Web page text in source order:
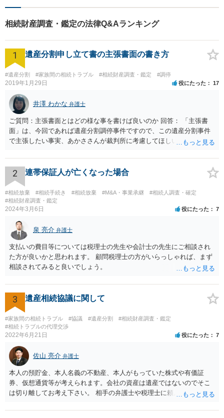
相続財産調査・鑑定の法律Q&Aランキング
1 遺産分割申し立て書の主張書面の書き方
#遺産分割 #家族間の相続トラブル #相続財産調査・鑑定 #調停
2019年1月29日 役にたった 17
井澤 わかな 弁護士
ご質問：主張書面とはどの様な事を書けば良いのか 回答： 「主張書
面」は、今回であれば遺産分割調停事件ですので、この遺産分割事件
で主張したい事実、あかささんが裁判所に考慮してほしいと思う、亡
ります。 もし、主張したい事実や考慮してほしい事情に関連して
資料を持っているようであれば、主張書面とは別で提出できます。も
し、お姉さんに見られたくないような資料がある場合、「非開示の希
望に関する申出書」と共に提出することも考えられます。 ご質問：書
いた方が良い事と書かない方が良い事 回答： お姉さんが申立書の「申
立ての趣旨」のところに書いている遺産の分け方に対して意見があれ
ば、まずそれを書くとよいです。 次に「申立ての理由」のところに、
なぜ調停を申し立てたのか(例えば、あかささんと話合いが出来ない／
決裂した、など)や亡くなった方・あかささん・お姉さん間の事情やい
きさつなどが書かれていると思うので、あかささんから見てそれは違
うと感じるところは、どのように違うのか、など書くとよいです。 そ
の他、お姉さんの申立書には書かれていないけど、どのように遺産を
った等)、それも書くとよいです。 書かない方が良いと思うことは、遺
産分割に関係ない(と思われる)いきさつを沢山盛り込むことだと考えま
す(あくまで遺産分割に関係することに留める方が、裁判所や調停委員
の方に事情を理解してもらいやすいと思います)。
2 連帯保証人が亡くなった場合
#相続放棄 #相続手続き #相続放棄 #M&A・事業承継
#相続人調査・確定
#相続財産調査・鑑定
2024年3月6日 役にたった 7
泉 亮介 弁護士
支払いの費目等については税理士の先生や会計士の先生にご相談され
た方が良いかと思われます。 顧問税理士の方がいらっしゃれば、まず
相談されてみると良いでしょう。
3 遺産相続協議に関して
#家族間の相続トラブル #協議 #遺産分割
#相続財産調査・鑑定
#相続トラブルの代理交渉
2022年6月21日 役にたった 7
佐山 亮介 弁護士
本人の預貯金、本人名義の不動産、本人がもっていた株式や有価証
券、仮想通貨等が考えられます。会社の資産は遺産ではないのでそこ
は切り離してお考え下さい。 相手の弁護士や税理士に頼んでも守秘義
意に開示を求め、応じなければ「調査嘱託」という手続きを使って銀